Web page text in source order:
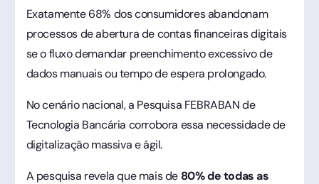
Exatamente 68% dos consumidores abandonam
processos de abertura de contas financeiras digitais
se o fluxo demandar preenchimento excessivo de
dados manuais ou tempo de espera prolongado.
No cenário nacional, a Pesquisa FEBRABAN de
Tecnologia Bancária corrobora essa necessidade de
digitalização massiva e ágil.
A pesquisa revela que mais de 80% de todas as